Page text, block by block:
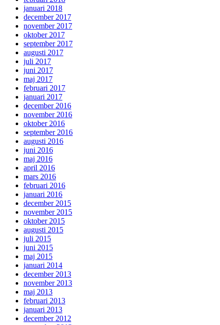
januari 2018
december 2017
november 2017
oktober 2017
september 2017
augusti 2017
juli 2017
juni 2017
maj 2017
februari 2017
januari 2017
december 2016
november 2016
oktober 2016
september 2016
augusti 2016
juni 2016
maj 2016
april 2016
mars 2016
februari 2016
januari 2016
december 2015
november 2015
oktober 2015
augusti 2015
juli 2015
juni 2015
maj 2015
januari 2014
december 2013
november 2013
maj 2013
februari 2013
januari 2013
december 2012